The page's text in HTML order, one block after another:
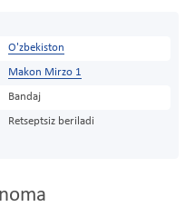
O'zbekiston
Makon Mirzo 1
Bandaj
Retseptsiz beriladi